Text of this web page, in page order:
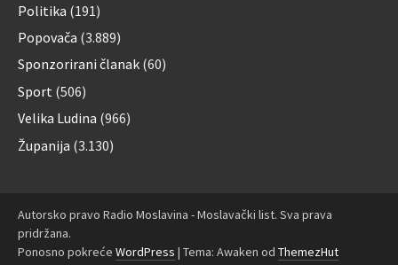
Politika (191)
Popovača (3.889)
Sponzorirani članak (60)
Sport (506)
Velika Ludina (966)
Županija (3.130)
Autorsko pravo Radio Moslavina - Moslavački list. Sva prava
pridržana.
Ponosno pokreće WordPress | Tema: Awaken od ThemezHut